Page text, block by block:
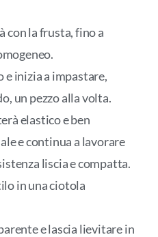
con la frusta, fino a
e inizia a impastare,
un pezzo alla volta.
elastico e ben
e continua a lavorare
liscia e compatta.
in una ciotola
e lascia lievitare in